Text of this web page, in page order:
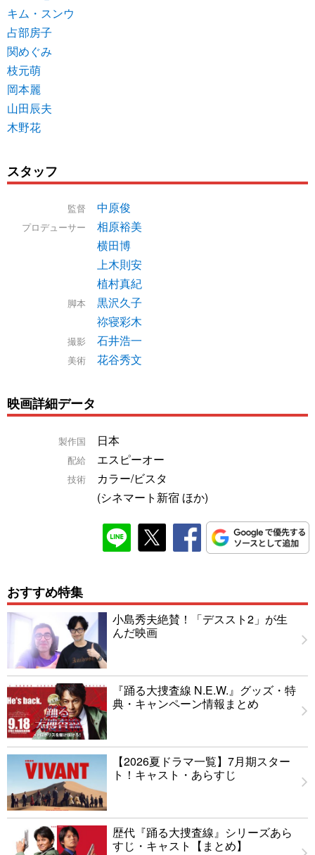
キム・スンウ
占部房子
関めぐみ
枝元萌
岡本麗
山田辰夫
木野花
スタッフ
監督 中原俊
プロデューサー
相原裕美
横田博
上木則安
植村真紀
脚本
黒沢久子
祢寝彩木
撮影 石井浩一
美術 花谷秀文
映画詳細データ
製作国 日本
配給 エスピーオー
技術
カラー/ビスタ
(シネマート新宿 ほか)
おすすめ特集
小島秀夫絶賛！「デススト2」が生
んだ映画
『踊る大捜査線 N.E.W.』グッズ・特
典・キャンペーン情報まとめ
【2026夏ドラマ一覧】7月期スター
ト！キャスト・あらすじ
歴代『踊る大捜査線』シリーズあら
すじ・キャスト【まとめ】